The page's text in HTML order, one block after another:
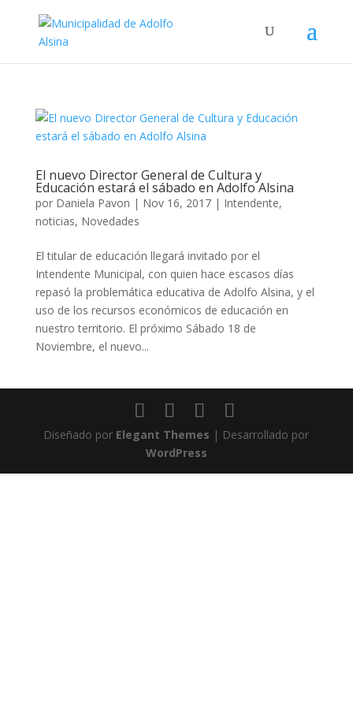
El nuevo Director General de Cultura y
Educación estará el sábado en Adolfo Alsina
por Daniela Pavon | Nov 16, 2017| Intendente,
noticias, Novedades
El titular de educación llegará invitado por el
Intendente Municipal, con quien hace escasos días
repasó la problemática educativa de Adolfo Alsina, y el
uso de los recursos económicos de educación en
nuestro territorio. El próximo Sábado 18 de
Noviembre, el nuevo...
Diseñado por Elegant Themes | Desarrollado por
WordPress